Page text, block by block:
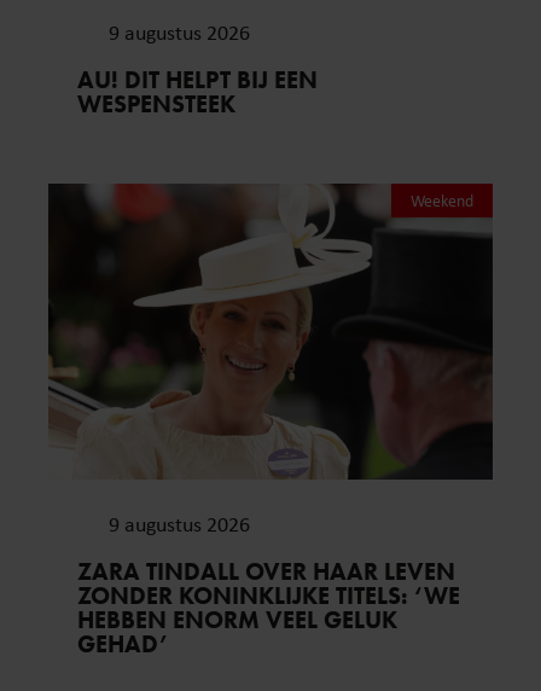
9 augustus 2026
AU! DIT HELPT BIJ EEN
WESPENSTEEK
Weekend
9 augustus 2026
ZARA TINDALL OVER HAAR LEVEN
ZONDER KONINKLIJKE TITELS: ‘WE
HEBBEN ENORM VEEL GELUK
GEHAD’